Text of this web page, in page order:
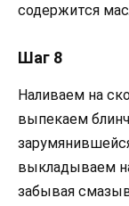
содержится
Шаг 8
Наливаем на
выпекаем
выкладываем
забывая